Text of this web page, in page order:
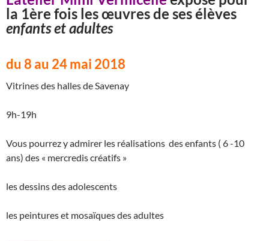
la 1ère fois les œuvres de ses élèves
enfants et adultes
du 8 au 24 mai 2018
Vitrines des halles de Savenay
9h-19h
Vous pourrez y admirer les réalisations des enfants ( 6 -10
ans) des « mercredis créatifs »
les dessins des adolescents
les peintures et mosaïques des adultes